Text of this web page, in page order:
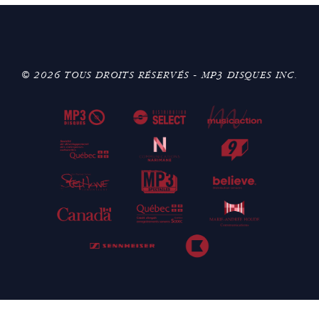
© 2026 TOUS DROITS RÉSERVÉS - MP3 DISQUES INC.